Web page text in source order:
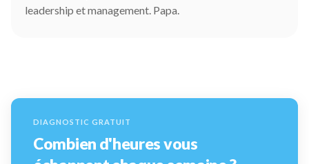
leadership et management. Papa.
DIAGNOSTIC GRATUIT
Combien d'heures vous